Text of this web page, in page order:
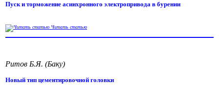
Пуск и торможение асинхронного электропривода в бурении
Читать статью
Ритов Б.Я. (Баку)
Новый тип цементировочной головки